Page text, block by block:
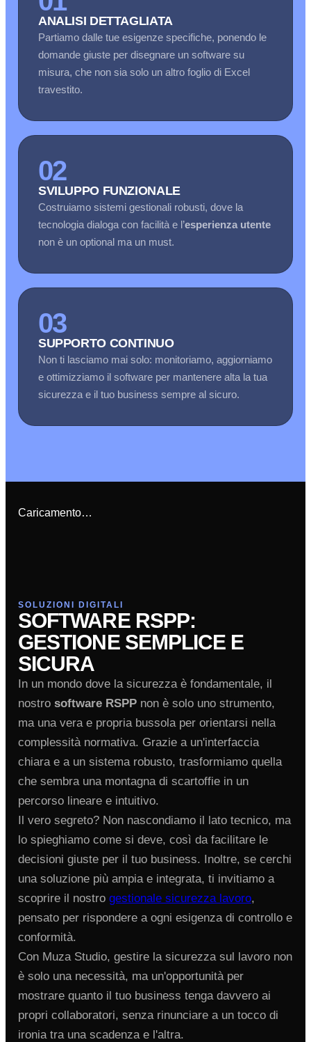
ANALISI DETTAGLIATA
Partiamo dalle tue esigenze specifiche, ponendo le
domande giuste per disegnare un software su
misura, che non sia solo un altro foglio di Excel
travestito.
02
SVILUPPO FUNZIONALE
Costruiamo sistemi gestionali robusti, dove la
tecnologia dialoga con facilità e l’esperienza utente
non è un optional ma un must.
03
SUPPORTO CONTINUO
Non ti lasciamo mai solo: monitoriamo, aggiorniamo
e ottimizziamo il software per mantenere alta la tua
sicurezza e il tuo business sempre al sicuro.
Caricamento…
SOLUZIONI DIGITALI
SOFTWARE RSPP:
GESTIONE SEMPLICE E
SICURA
In un mondo dove la sicurezza è fondamentale, il
nostro software RSPPnon è solo uno strumento,
ma una vera e propria bussola per orientarsi nella
complessità normativa. Grazie a un'interfaccia
chiara e a un sistema robusto, trasformiamo quella
che sembra una montagna di scartoffie in un
percorso lineare e intuitivo.
Il vero segreto? Non nascondiamo il lato tecnico, ma
lo spieghiamo come si deve, così da facilitare le
decisioni giuste per il tuo business. Inoltre, se cerchi
una soluzione più ampia e integrata, ti invitiamo a
scoprire il nostro gestionale sicurezza lavoro,
pensato per rispondere a ogni esigenza di controllo e
conformità.
Con Muza Studio, gestire la sicurezza sul lavoro non
è solo una necessità, ma un'opportunità per
mostrare quanto il tuo business tenga davvero ai
propri collaboratori, senza rinunciare a un tocco di
ironia tra una scadenza e l'altra.